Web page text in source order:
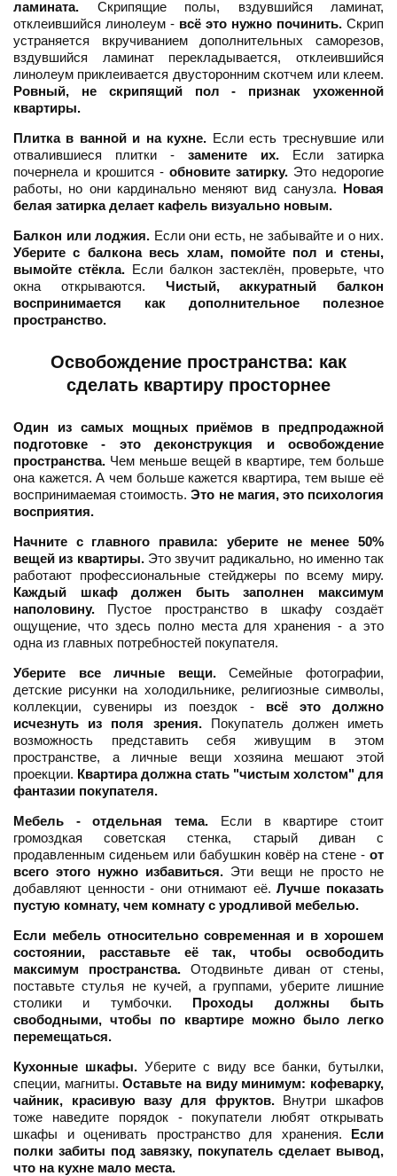
ламината. Скрипящие полы, вздувшийся ламинат,
отклеившийся линолеум - всё это нужно починить. Скрип
устраняется вкручиванием дополнительных саморезов,
вздувшийся ламинат перекладывается, отклеившийся
линолеум приклеивается двусторонним скотчем или клеем.
Ровный, не скрипящий пол - признак ухоженной
квартиры.
Плитка в ванной и на кухне. Если есть треснувшие или
отвалившиеся плитки - замените их. Если затирка
почернела и крошится - обновите затирку. Это недорогие
работы, но они кардинально меняют вид санузла. Новая
белая затирка делает кафель визуально новым.
Балкон или лоджия. Если они есть, не забывайте и о них.
Уберите с балкона весь хлам, помойте пол и стены,
вымойте стёкла. Если балкон застеклён, проверьте, что
окна открываются. Чистый, аккуратный балкон
воспринимается как дополнительное полезное
пространство.
Освобождение пространства: как
сделать квартиру просторнее
Один из самых мощных приёмов в предпродажной
подготовке - это деконструкция и освобождение
пространства. Чем меньше вещей в квартире, тем больше
она кажется. А чем больше кажется квартира, тем выше её
воспринимаемая стоимость.Это не магия, это психология
восприятия.
Начните с главного правила: уберите не менее 50%
вещей из квартиры.Это звучит радикально, но именно так
работают профессиональные стейджеры по всему миру.
Каждый шкаф должен быть заполнен максимум
наполовину. Пустое пространство в шкафу создаёт
ощущение, что здесь полно места для хранения - а это
одна из главных потребностей покупателя.
Уберите все личные вещи.Семейные фотографии,
детские рисунки на холодильнике, религиозные символы,
коллекции, сувениры из поездок - всё это должно
исчезнуть из поля зрения.Покупатель должен иметь
возможность представить себя живущим в этом
пространстве, а личные вещи хозяина мешают этой
проекции. Квартира должна стать "чистым холстом" для
фантазии покупателя.
Мебель - отдельная тема. Если в квартире стоит
громоздкая советская стенка, старый диван с
продавленным сиденьем или бабушкин ковёр на стене - от
всего этого нужно избавиться. Эти вещи не просто не
добавляют ценности - они отнимают её.Лучше показать
пустую комнату, чем комнату с уродливой мебелью.
Если мебель относительно современная и в хорошем
состоянии, расставьте её так, чтобы освободить
максимум пространства. Отодвиньте диван от стены,
поставьте стулья не кучей, а группами, уберите лишние
столики и тумбочки. Проходы должны быть
свободными, чтобы по квартире можно было легко
перемещаться.
Кухонные шкафы. Уберите с виду все банки, бутылки,
специи, магниты.Оставьте на виду минимум: кофеварку,
чайник, красивую вазу для фруктов.Внутри шкафов
тоже наведите порядок - покупатели любят открывать
шкафы и оценивать пространство для хранения. Если
полки забиты под завязку, покупатель сделает вывод,
что на кухне мало места.